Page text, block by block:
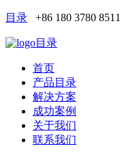
目录 +86 180 3780 8511
目录
首页
产品目录
解决方案
成功案例
关于我们
联系我们